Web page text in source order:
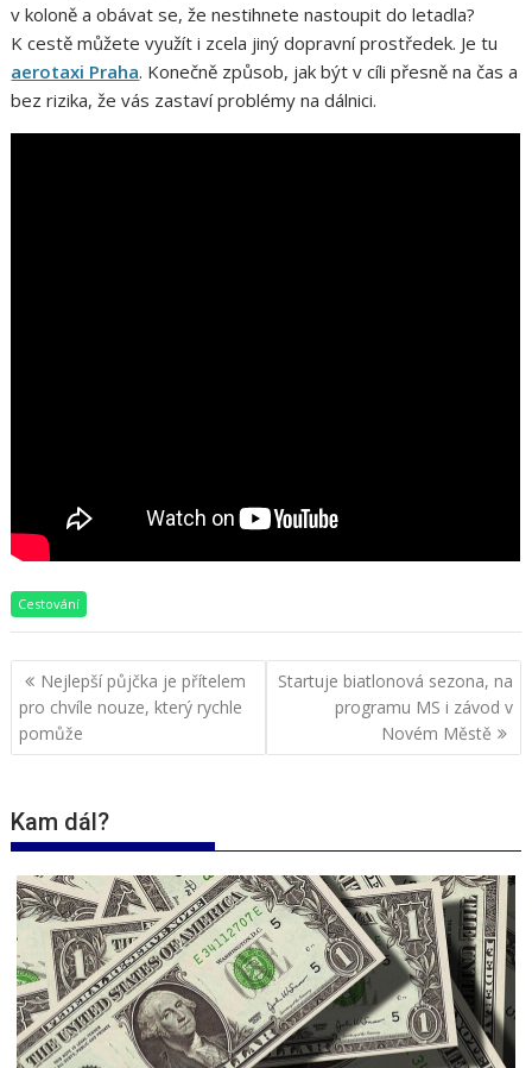
v koloně a obávat se, že nestihnete nastoupit do letadla?
K cestě můžete využít i zcela jiný dopravní prostředek. Je tu
aerotaxi Praha. Konečně způsob, jak být v cíli přesně na čas a
bez rizika, že vás zastaví problémy na dálnici.
Cestování
Navigace
pro
příspěvek
Nejlepší půjčka je přítelem
pro chvíle nouze, který rychle
pomůže
Startuje biatlonová sezona, na
programu MS i závod v
Novém Městě
Kam dál?